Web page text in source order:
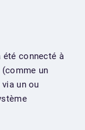
été connecté à
un
un ou